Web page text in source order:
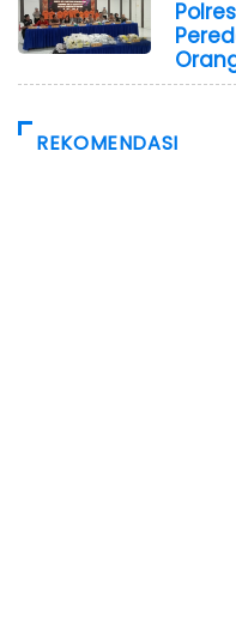
REKOMENDASI